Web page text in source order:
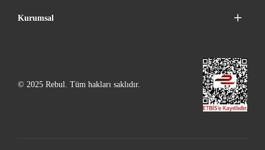
Kurumsal
© 2025 Rebul. Tüm hakları saklıdır.